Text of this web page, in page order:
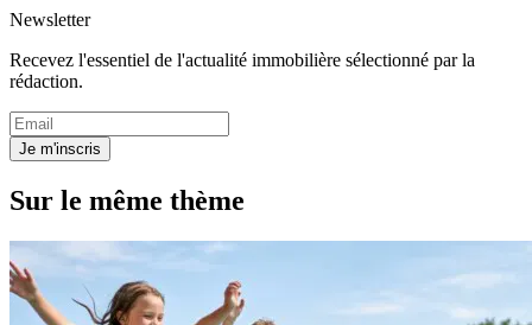
Newsletter
Recevez l'essentiel de l'actualité immobilière sélectionné par la
rédaction.
Je m'inscris
Sur le même thème